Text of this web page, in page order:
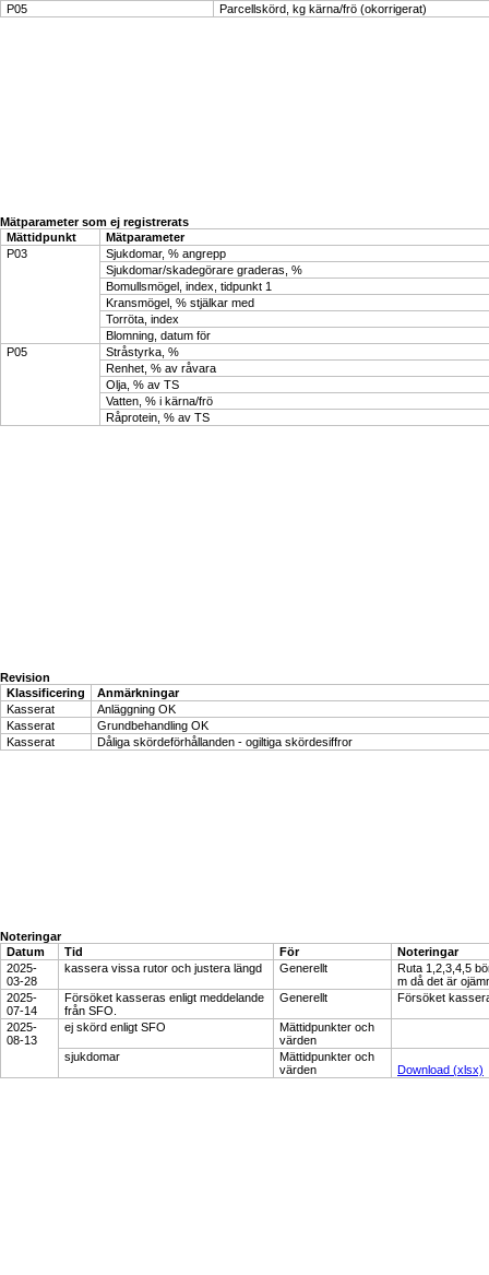
P05
Parcellskörd, kg kärna/frö (okorrigerat)
Mätparameter som ej registrerats
Mättidpunkt
Mätparameter
P03
Sjukdomar, % angrepp
Sjukdomar/skadegörare graderas, %
Bomullsmögel, index, tidpunkt 1
Kransmögel, % stjälkar med
Torröta, index
Blomning, datum för
P05
Stråstyrka, %
Renhet, % av råvara
Olja, % av TS
Vatten, % i kärna/frö
Råprotein, % av TS
Revision
Klassificering
Anmärkningar
Kasserat
Anläggning OK
Kasserat
Grundbehandling OK
Kasserat
Dåliga skördeförhållanden - ogiltiga skördesiffror
Noteringar
Datum
Tid För
Noteringar
2025-
03-28
kassera vissa rutor och justera längd Generellt
Ruta 1,2,3,4,5
m då det är
2025-
07-14
Försöket kasseras enligt meddelande
från SFO.
Generellt Försöket
2025-
08-13
ej skörd enligt SFO
Mättidpunkter och
värden
sjukdomar
Mättidpunkter och
värden
Download (xlsx)